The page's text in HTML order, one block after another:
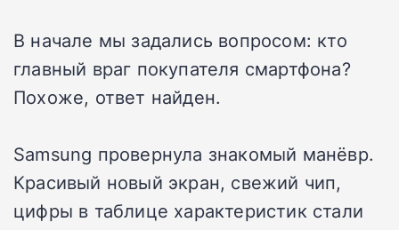
В начале мы задались вопросом: кто
главный враг покупателя смартфона?
Похоже, ответ найден.
Samsung провернула знакомый манёвр.
Красивый новый экран, свежий чип,
цифры в таблице характеристик стали